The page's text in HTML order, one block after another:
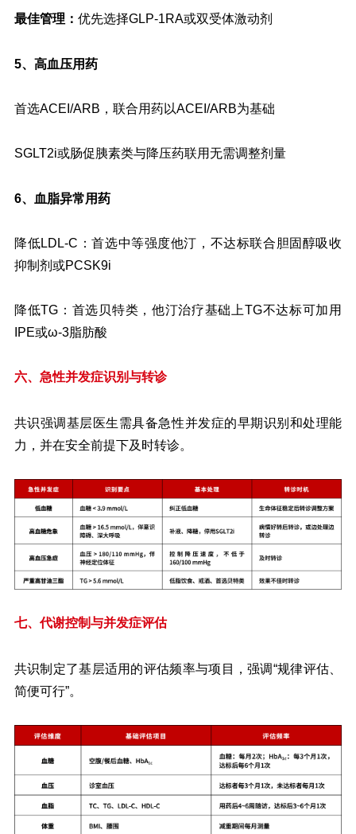
最佳管理： 优先选择GLP-1RA或双受体激动剂
5、 高血压用药
首选ACEI/ARB，联合用药以ACEI/ARB为基础
SGLT2i或肠促胰素类与降压药联用无需调整剂量
6、 血脂异常用药
降低LDL-C：首选中等强度他汀，不达标联合胆固醇吸收
抑制剂或PCSK9i
降低TG：首选贝特类，他汀治疗基础上TG不达标可加用
IPE或ω-3脂肪酸
六、急性并发症识别与转诊
共识强调基层医生需具备急性并发症的早期识别和处理能
力，并在安全前提下及时转诊。
七、代谢控制与并发症评估
共识制定了基层适用的评估频率与项目，强调“规律评估、
简便可行”。